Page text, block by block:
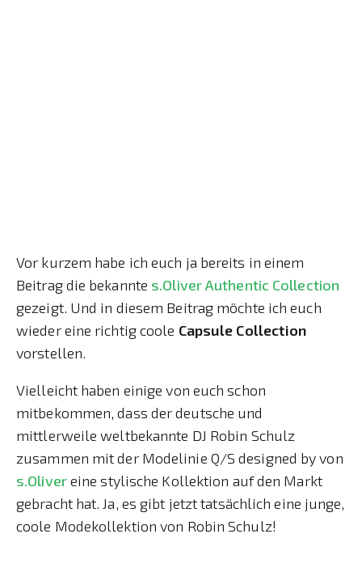
Vor kurzem habe ich euch ja bereits in einem
Beitrag die bekannte s.Oliver Authentic Collection
gezeigt. Und in diesem Beitrag möchte ich euch
wieder eine richtig coole Capsule Collection
vorstellen.
Vielleicht haben einige von euch schon
mitbekommen, dass der deutsche und
mittlerweile weltbekannte DJ Robin Schulz
zusammen mit der Modelinie Q/S designed by von
s.Olivereine stylische Kollektion auf den Markt
gebracht hat. Ja, es gibt jetzt tatsächlich eine junge,
coole Modekollektion von Robin Schulz!